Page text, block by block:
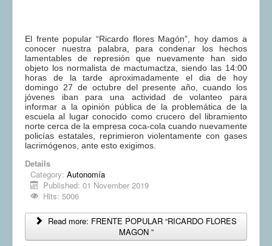
El frente popular “Ricardo flores Magón”, hoy damos a
conocer nuestra palabra, para condenar los hechos
lamentables de represión que nuevamente han sido
objeto los normalista de mactumactza, siendo las 14:00
horas de la tarde aproximadamente el dia de hoy
domingo 27 de octubre del presente año, cuando los
jóvenes iban para una actividad de volanteo para
informar a la opinión pública de la problemática de la
escuela al lugar conocido como crucero del libramiento
norte cerca de la empresa coca-cola cuando nuevamente
policías estatales, reprimieron violentamente con gases
lacrimógenos, ante esto exigimos.
Details
Category: Autonomía
Published: 01 November 2019
Hits: 5006
Read more: FRENTE POPULAR “RICARDO FLORES
MAGON ”